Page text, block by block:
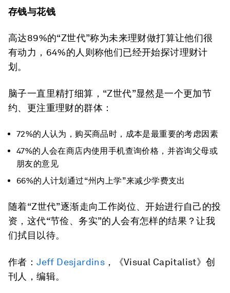
存钱与花钱
高达89%的“Z世代”称为未来理财做打算让他们很
有动力，64%的人则称他们已经开始探讨理财计
划。
脑子一直里精打细算，“Z世代”显然是一个更加节
约、更注重理财的群体：
72%的人认为，购买商品时，成本是最重要的考虑因素
47%的人会在商店内使用手机查询价格，并咨询父母或
朋友的意见
66%的人计划通过“州内上学”来减少学费支出
随着“Z世代”逐渐走向工作岗位、开始进行自己的投
资，这代“节俭、务实”的人会有怎样的结果？让我
们拭目以待。
作者：Jeff Desjardins ，《Visual Capitalist》创
刊人，编辑。